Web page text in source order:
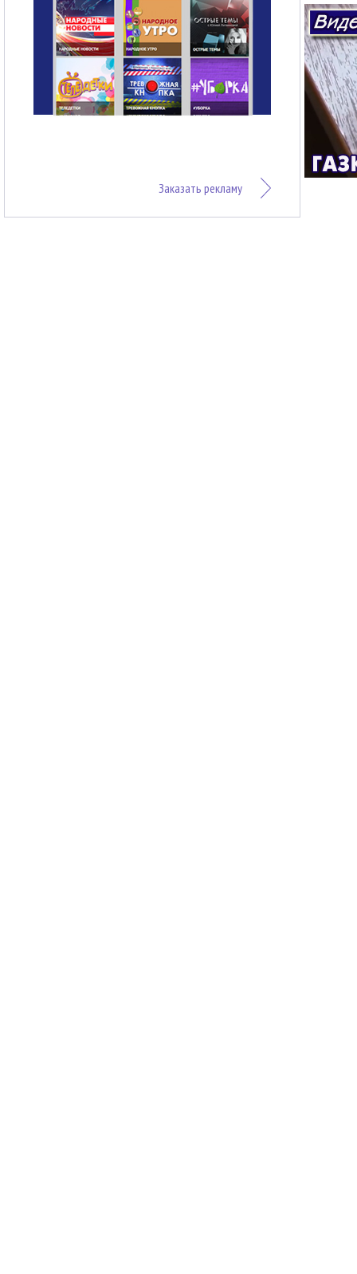
Заказать рекламу